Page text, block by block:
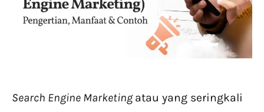
Search Engine Marketingatau yang seringkali